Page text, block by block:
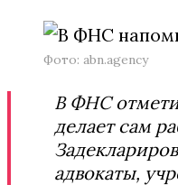
Фото: abn.agency
В ФНС
делает сам
адвокаты,